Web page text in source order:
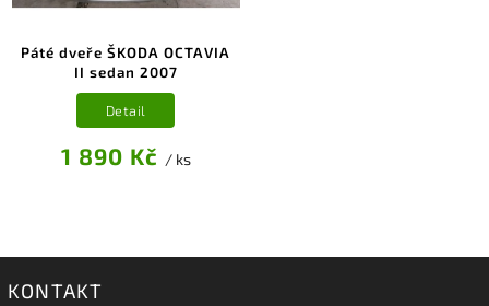
Páté dveře ŠKODA OCTAVIA
II sedan 2007
1 890 Kč / ks
Detail
KONTAKT